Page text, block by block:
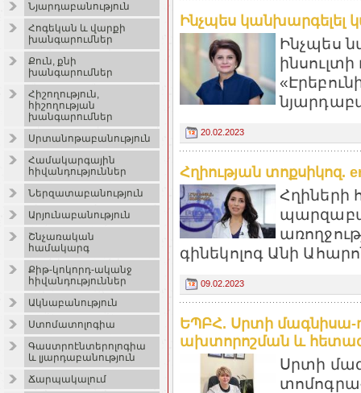
Նյարդաբանություն
Հոգեկան և վարքի
խանգարումներ
Քուն, քնի
խանգարումներ
Հիշողություն,
հիշողության
խանգարումներ
Սրտանոթաբանություն
Համակարգային
հիվանդություններ
Ներզատաբանություն
Արյունաբանություն
Շնչառական
համակարգ
Քիթ-կոկորդ-ականջ
հիվանդություններ
Ակնաբանություն
Ստոմատոլոգիա
Գաստրոէնտերոլոգիա
և լյարդաբանություն
Ճարպակալում
Ինչպես կանխարգելել
Ինչպես
20.02.2023
Հղիության տոքսիկոզ.
Հղիների
գինեկոլոգ Անի
09.02.2023
ԵՊԲՀ. Սրտի մագնիսա-
ախտորոշման և
Սրտի